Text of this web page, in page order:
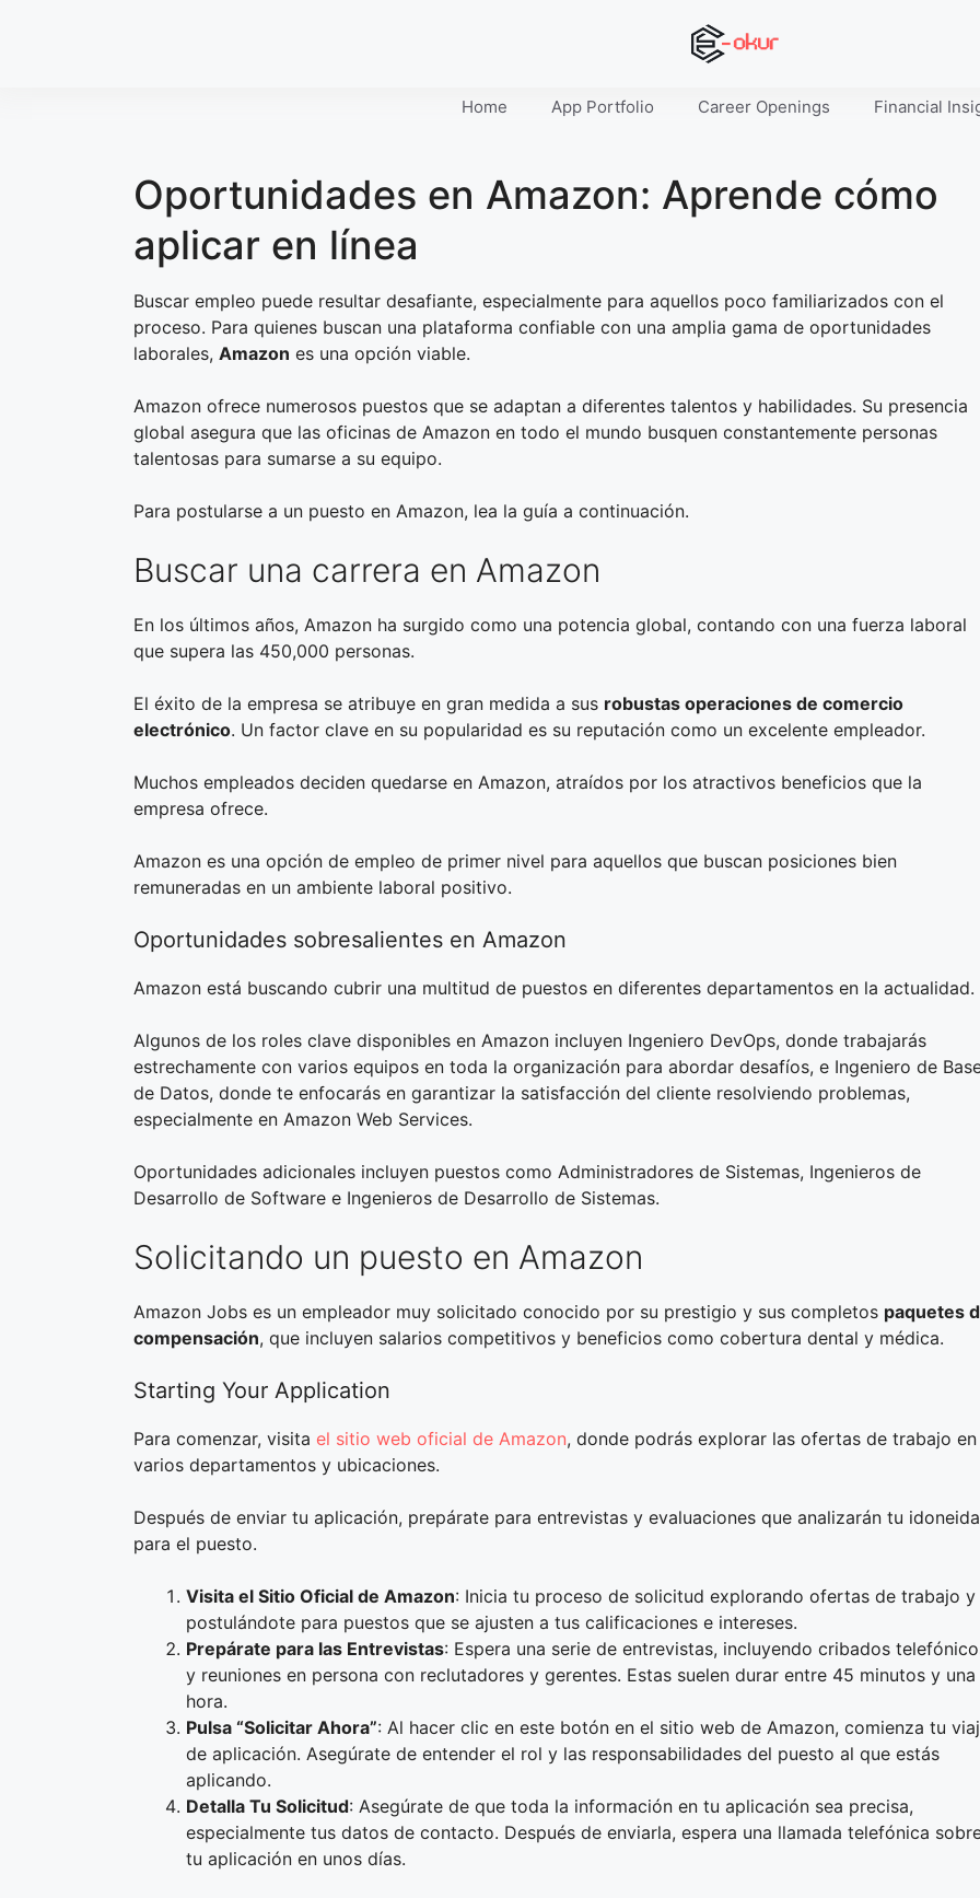
Home App Portfolio Career Openings Financial
Oportunidades en Amazon: Aprende cómo
aplicar en línea
Buscar empleo puede resultar desafiante, especialmente para aquellos poco familiarizados con el
proceso. Para quienes buscan una plataforma confiable con una amplia gama de oportunidades
laborales, Amazon es una opción viable.
Amazon ofrece numerosos puestos que se adaptan a diferentes talentos y habilidades. Su presencia
global asegura que las oficinas de Amazon en todo el mundo busquen constantemente personas
talentosas para sumarse a su equipo.
Para postularse a un puesto en Amazon, lea la guía a continuación.
Buscar una carrera en Amazon
En los últimos años, Amazon ha surgido como una potencia global, contando con una fuerza laboral
que supera las 450,000 personas.
El éxito de la empresa se atribuye en gran medida a sus robustas operaciones de comercio
electrónico. Un factor clave en su popularidad es su reputación como un excelente empleador.
Muchos empleados deciden quedarse en Amazon, atraídos por los atractivos beneficios que la
empresa ofrece.
Amazon es una opción de empleo de primer nivel para aquellos que buscan posiciones bien
remuneradas en un ambiente laboral positivo.
Oportunidades sobresalientes en Amazon
Amazon está buscando cubrir una multitud de puestos en diferentes departamentos en la actualidad.
Algunos de los roles clave disponibles en Amazon incluyen Ingeniero DevOps, donde trabajarás
estrechamente con varios equipos en toda la organización para abordar desafíos, e Ingeniero de
de Datos, donde te enfocarás en garantizar la satisfacción del cliente resolviendo problemas,
especialmente en Amazon Web Services.
Oportunidades adicionales incluyen puestos como Administradores de Sistemas, Ingenieros de
Desarrollo de Software e Ingenieros de Desarrollo de Sistemas.
Solicitando un puesto en Amazon
Amazon Jobs es un empleador muy solicitado conocido por su prestigio y sus completos paquetes
compensación, que incluyen salarios competitivos y beneficios como cobertura dental y médica.
Starting Your Application
Para comenzar, visita el sitio web oficial de Amazon, donde podrás explorar las ofertas de trabajo en
varios departamentos y ubicaciones.
Después de enviar tu aplicación, prepárate para entrevistas y evaluaciones que analizarán tu
para el puesto.
Visita el Sitio Oficial de Amazon: Inicia tu proceso de solicitud explorando ofertas de trabajo y
postulándote para puestos que se ajusten a tus calificaciones e intereses.
Prepárate para las Entrevistas: Espera una serie de entrevistas, incluyendo cribados
y reuniones en persona con reclutadores y gerentes. Estas suelen durar entre 45 minutos y una
hora.
Pulsa “Solicitar Ahora”: Al hacer clic en este botón en el sitio web de Amazon, comienza tu
de aplicación. Asegúrate de entender el rol y las responsabilidades del puesto al que estás
aplicando.
Detalla Tu Solicitud: Asegúrate de que toda la información en tu aplicación sea precisa,
especialmente tus datos de contacto. Después de enviarla, espera una llamada telefónica
tu aplicación en unos días.